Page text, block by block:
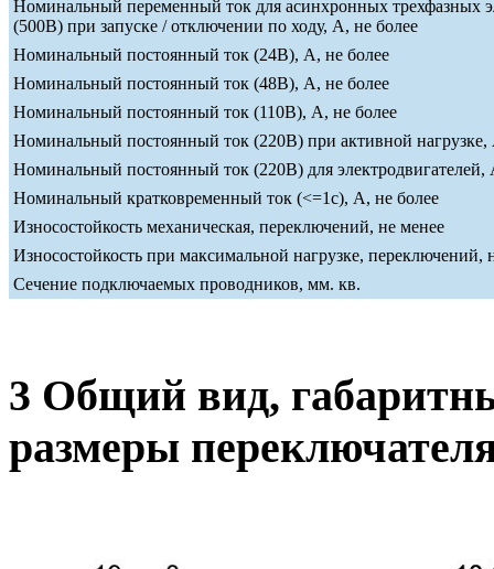
Номинальный переменный ток для асинхронных трехфазных
(500В) при запуске / отключении по ходу, А, не более
Номинальный постоянный ток (24В), А, не более
Номинальный постоянный ток (48В), А, не более
Номинальный постоянный ток (110В), А, не более
Номинальный постоянный ток (220В) при активной нагрузке,
Номинальный постоянный ток (220В) для электродвигателей,
Номинальный кратковременный ток (<=1c), А, не более
Износостойкость механическая, переключений, не менее
Износостойкость при максимальной нагрузке, переключений,
Сечение подключаемых проводников, мм. кв.
3 Общий вид,
размеры